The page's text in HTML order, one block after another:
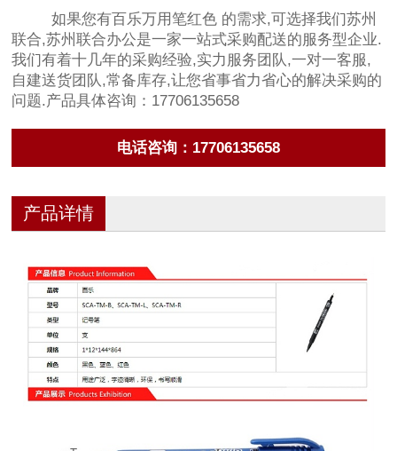
如果您有百乐万用笔红色 的需求,可选择我们苏州
联合,苏州联合办公是一家一站式采购配送的服务型企业.
我们有着十几年的采购经验,实力服务团队,一对一客服,
自建送货团队,常备库存,让您省事省力省心的解决采购的
问题.产品具体咨询：17706135658
电话咨询：17706135658
产品详情